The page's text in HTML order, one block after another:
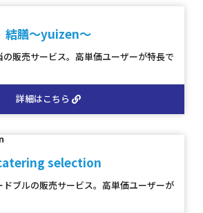
結膳～yuizen～
販売サービス。高単価ユーザーが特長で
詳細はこちら
selection
ブルの販売サービス。高単価ユーザーが